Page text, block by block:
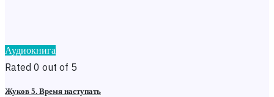
Аудиокнига
Rated 0 out of 5
Жуков 5. Время наступать